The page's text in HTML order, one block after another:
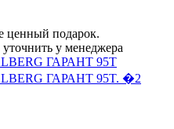
ценный подарок.
у менеджера